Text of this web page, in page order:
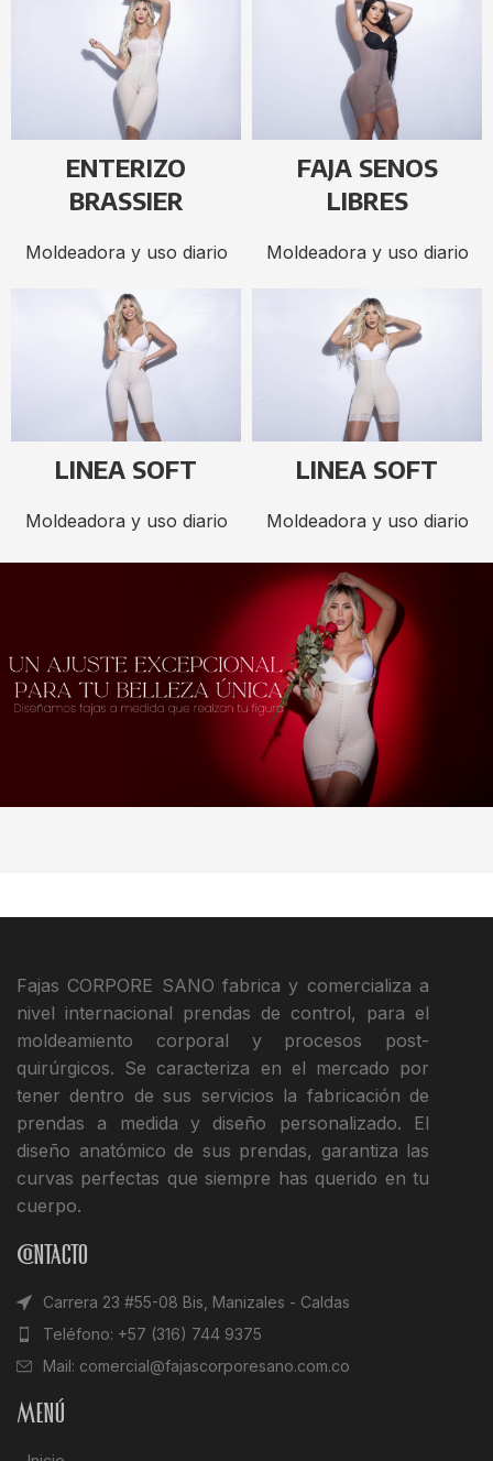
ENTERIZO
BRASSIER
Moldeadora y uso diario
FAJA SENOS
LIBRES
Moldeadora y uso diario
LINEA SOFT
Moldeadora y uso diario
LINEA SOFT
Moldeadora y uso diario
Fajas CORPORE SANO fabrica y comercializa a
nivel internacional prendas de control, para el
moldeamiento corporal y procesos post-
quirúrgicos. Se caracteriza en el mercado por
tener dentro de sus servicios la fabricación de
prendas a medida y diseño personalizado. El
diseño anatómico de sus prendas, garantiza las
curvas perfectas que siempre has querido en tu
cuerpo.
Contacto
Carrera 23 #55-08 Bis, Manizales - Caldas
Teléfono: +57 (316) 744 9375
Mail: comercial@fajascorporesano.com.co
Menú